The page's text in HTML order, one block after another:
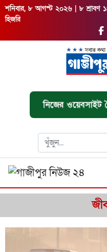
শনিবার, ৮ আগস্ট ২০২৬ | ৮ শ্রাবণ
হিজরি
নিজের